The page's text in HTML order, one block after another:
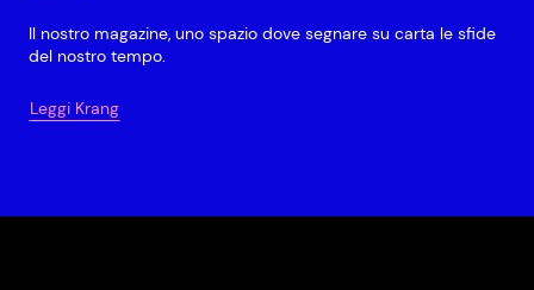
Il nostro magazine, uno spazio dove segnare su carta le sfide
del nostro tempo.
Leggi Krang